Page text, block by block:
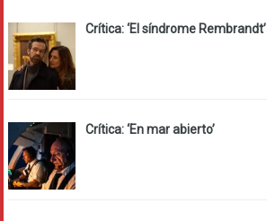
Crítica: ‘El síndrome Rembrandt’
Crítica: ‘En mar abierto’